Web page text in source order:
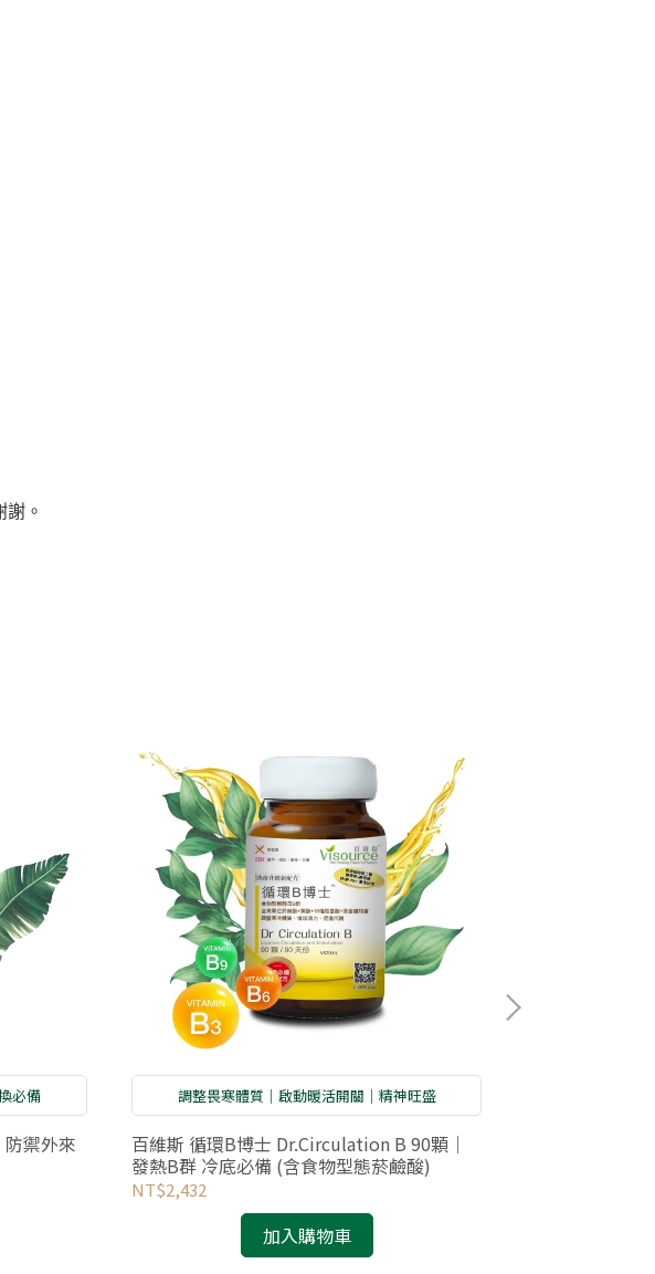
謝。
必備
禦外來
調整畏寒體質｜啟動暖活開關｜精神旺盛
百維斯 循環B博士 Dr.Circulation B 90顆｜
發熱B群 冷底必備 (含食物型態菸鹼酸)
NT$2,432
加入購物車